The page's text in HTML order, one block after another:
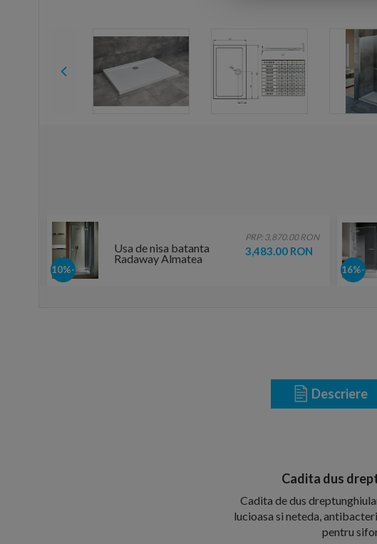
-16%
-10%
Usa de nisa batanta
Radaway Almatea
dreapta,1200mm,transparenta
PRP: 3,870.00 RON
3,483.00 RON
Descriere
Cadita dus
Cadita de dus
lucioasa si neteda,
pentru